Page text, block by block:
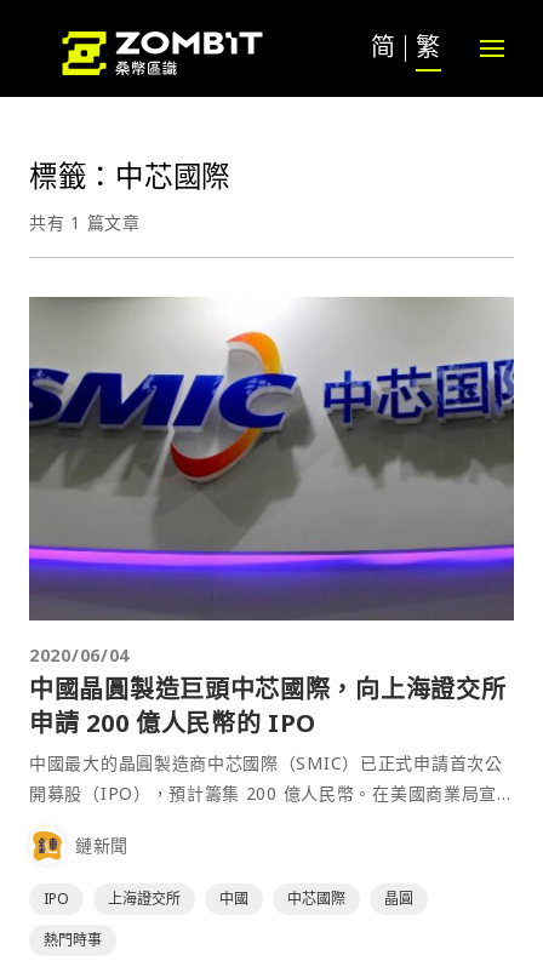
简 繁
標籤：中芯國際
共有 1 篇文章
2020/06/04
中國晶圓製造巨頭中芯國際，向上海證交所
申請 200 億人民幣的 IPO
中國最大的晶圓製造商中芯國際（SMIC）已正式申請首次公
開募股（IPO），預計籌集 200 億人民幣。在美國商業局宣
製造產業，降低海外晶圓依賴的最後希望。 向上海證交所
鏈新聞
IPO 上海證交所 中國 中芯國際
晶圓
熱門時事